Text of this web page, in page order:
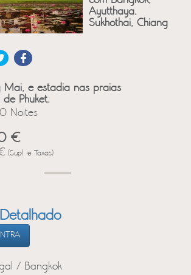
Ayutthaya,
Sukhothai, Chiang
Mai, e estadia nas praias
Phuket.
Noites
€
(Supl. e Taxas)
/ Bangkok